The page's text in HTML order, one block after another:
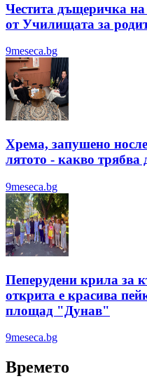
Честита дъщеричка
от Училищата за
9meseca.bg
Хрема, запушено
лятотo - какво трябва
9meseca.bg
Пеперудени крила за
открита е красива
площад "Дунав"
9meseca.bg
Времето